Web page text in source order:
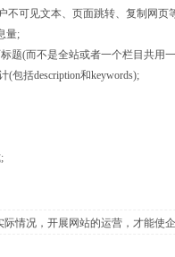
不可见文本、页面跳转、复制网页
量;
题(而不是全站或者一个栏目共用
包括description和keywords);
情况，开展网站的运营，才能使